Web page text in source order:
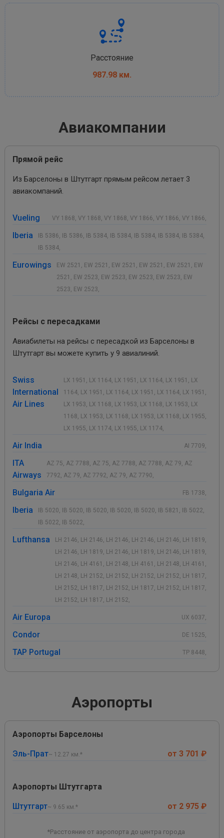
Расстояние
987.98 км.
Авиакомпании
Прямой рейс
Из Барселоны в Штутгарт прямым рейсом летает 3
авиакомпаний.
Vueling VY 1868, VY 1868, VY 1868, VY 1866, VY 1866, VY 1866,
Iberia
IB 5386, IB 5386, IB 5384, IB 5384, IB 5384, IB 5384, IB 5384,
IB 5384,
Eurowings
EW 2521, EW 2521, EW 2521, EW 2521, EW 2521, EW
2521, EW 2523, EW 2523, EW 2523, EW 2523, EW
2523, EW 2523,
Рейсы с пересадками
Авиабилеты на рейсы с пересадкой из Барселоны в
Штутгарт вы можете купить у 9 авиалиний.
Swiss
International
Air Lines
LX 1951, LX 1164, LX 1951, LX 1164, LX 1951, LX
1164, LX 1951, LX 1164, LX 1951, LX 1164, LX 1951,
LX 1953, LX 1168, LX 1953, LX 1168, LX 1953, LX
1168, LX 1953, LX 1168, LX 1953, LX 1168, LX 1955,
LX 1955, LX 1174, LX 1955, LX 1174,
Air India AI 7709,
ITA
Airways
AZ 75, AZ 7788, AZ 75, AZ 7788, AZ 7788, AZ 79, AZ
7792, AZ 79, AZ 7792, AZ 79, AZ 7790,
Bulgaria Air FB 1738,
Iberia
IB 5020, IB 5020, IB 5020, IB 5020, IB 5020, IB 5821, IB 5022,
IB 5022, IB 5022,
Lufthansa
LH 2146, LH 2146, LH 2146, LH 2146, LH 2146, LH 1819,
LH 2146, LH 1819, LH 2146, LH 1819, LH 2146, LH 1819,
LH 2146, LH 4161, LH 2148, LH 4161, LH 2148, LH 4161,
LH 2148, LH 2152, LH 2152, LH 2152, LH 2152, LH 1817,
LH 2152, LH 1817, LH 2152, LH 1817, LH 2152, LH 1817,
LH 2152, LH 1817, LH 2152,
Air Europa UX 6037,
Condor DE 1525,
TAP Portugal TP 8448,
Аэропорты
Аэропорты Барселоны
Эль-Прат~ 12.27 км.* от 3 701 ₽
Аэропорты Штутгарта
Штутгарт~ 9.65 км.* от 2 975 ₽
*Расстояние от аэропорта до центра города